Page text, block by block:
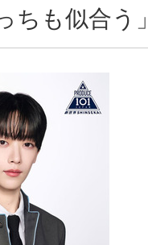
ちも似合う」